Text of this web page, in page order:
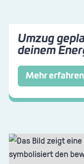
Umzug
deinem
Mehr erfahren